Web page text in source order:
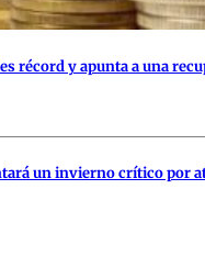
récord y apunta a una
un invierno crítico por